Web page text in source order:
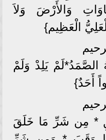
وَالأَرْضَ وَلاَ
الْعَظِيم}
الصَّمَدُ*لَمْ يَلِدْ وَلَمْ
أَحَدٌ}
* مِن شَرِّ مَا خَلَقَ